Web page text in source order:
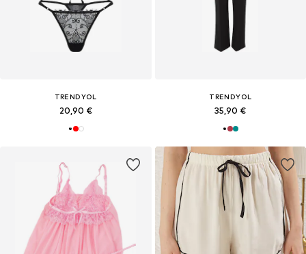
TRENDYOL
20,90 €
TRENDYOL
35,90 €